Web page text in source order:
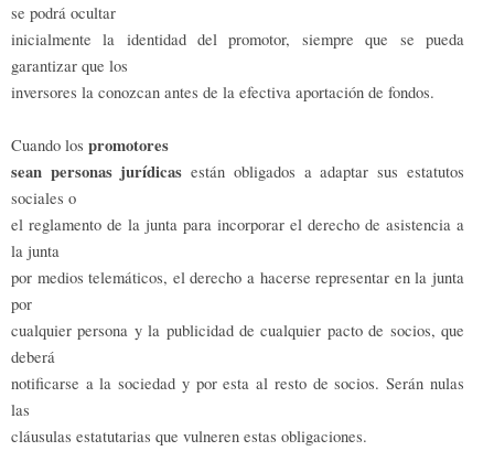
se podrá ocultar
inicialmente la identidad del promotor, siempre que se pueda
garantizar que los
inversores la conozcan antes de la efectiva aportación de fondos.
Cuando los promotores
sean personas jurídicas están obligados a adaptar sus estatutos
sociales o
el reglamento de la junta para incorporar el derecho de asistencia a
la junta
por medios telemáticos, el derecho a hacerse representar en la junta
por
cualquier persona y la publicidad de cualquier pacto de socios, que
deberá
notificarse a la sociedad y por esta al resto de socios. Serán nulas
las
cláusulas estatutarias que vulneren estas obligaciones.